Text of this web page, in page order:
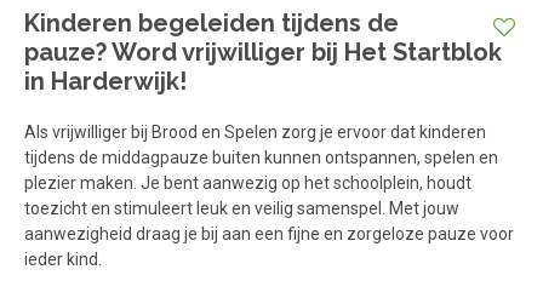
Kinderen begeleiden tijdens de
pauze? Word vrijwilliger bij Het Startblok
in Harderwijk!
Als vrijwilliger bij Brood en Spelen zorg je ervoor dat kinderen
tijdens de middagpauze buiten kunnen ontspannen, spelen en
plezier maken. Je bent aanwezig op het schoolplein, houdt
toezicht en stimuleert leuk en veilig samenspel. Met jouw
aanwezigheid draag je bij aan een fijne en zorgeloze pauze voor
ieder kind.